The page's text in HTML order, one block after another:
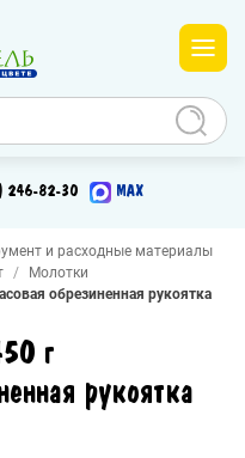
246-82-30 MAX
и расходные материалы
Молотки
обрезиненная рукоятка
г
рукоятка